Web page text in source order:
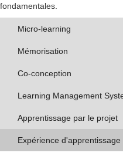
fondamentales.
Micro-learning
Mémorisation
Co-conception
Learning Management
Apprentissage par le projet
Expérience